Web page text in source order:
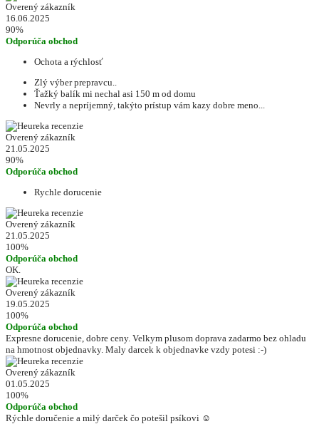
Overený zákazník
16.06.2025
90%
Odporúča obchod
Ochota a rýchlosť
Zlý výber prepravcu..
Ťažký balík mi nechal asi 150 m od domu
Nevrly a nepríjemný, takýto prístup vám kazy dobre meno...
Overený zákazník
21.05.2025
90%
Odporúča obchod
Rychle dorucenie
Overený zákazník
21.05.2025
100%
Odporúča obchod
OK.
Overený zákazník
19.05.2025
100%
Odporúča obchod
Expresne dorucenie, dobre ceny. Velkym plusom doprava zadarmo bez ohladu
na hmotnost objednavky. Maly darcek k objednavke vzdy potesi :-)
Overený zákazník
01.05.2025
100%
Odporúča obchod
Rýchle doručenie a milý darček čo potešil psíkovi ☺️